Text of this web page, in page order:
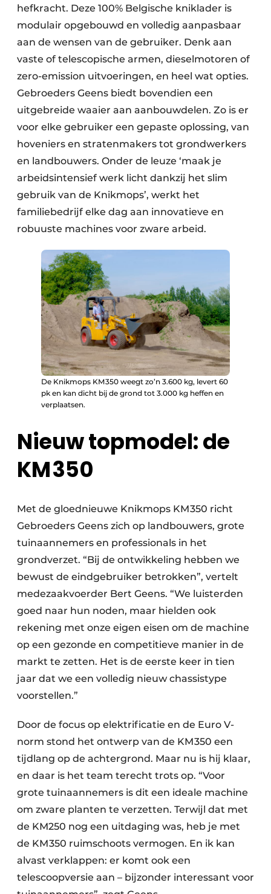
hefkracht. Deze 100% Belgische kniklader is
modulair opgebouwd en volledig aanpasbaar
aan de wensen van de gebruiker. Denk aan
vaste of telescopische armen, dieselmotoren of
zero-emission uitvoeringen, en heel wat opties.
Gebroeders Geens biedt bovendien een
uitgebreide waaier aan aanbouwdelen. Zo is er
voor elke gebruiker een gepaste oplossing, van
hoveniers en stratenmakers tot grondwerkers
en landbouwers. Onder de leuze ‘maak je
arbeidsintensief werk licht dankzij het slim
gebruik van de Knikmops’, werkt het
familiebedrijf elke dag aan innovatieve en
robuuste machines voor zware arbeid.
De Knikmops KM 350 weegt zo’n 3.600 kg, levert 60
pk en kan dicht bij de grond tot 3.000 kg heffen en
verplaatsen.
Nieuw topmodel: de
KM 350
Met de gloednieuwe Knikmops KM 350 richt
Gebroeders Geens zich op landbouwers, grote
tuinaannemers en professionals in het
grondverzet. “Bij de ontwikkeling hebben we
bewust de eindgebruiker betrokken”, vertelt
medezaakvoerder Bert Geens. “We luisterden
goed naar hun noden, maar hielden ook
rekening met onze eigen eisen om de machine
op een gezonde en competitieve manier in de
markt te zetten. Het is de eerste keer in tien
jaar dat we een volledig nieuw chassistype
voorstellen.”
Door de focus op elektrificatie en de Euro V-
norm stond het ontwerp van de KM 350 een
tijdlang op de achtergrond. Maar nu is hij klaar,
en daar is het team terecht trots op. “Voor
grote tuinaannemers is dit een ideale machine
om zware planten te verzetten. Terwijl dat met
de KM250 nog een uitdaging was, heb je met
de KM 350 ruimschoots vermogen. En ik kan
alvast verklappen: er komt ook een
telescoopversie aan – bijzonder interessant voor